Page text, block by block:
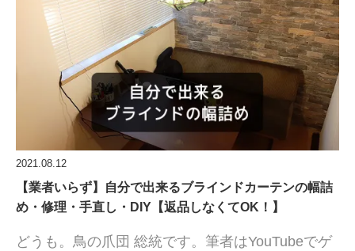
2021.08.12
【業者いらず】自分で出来るブラインドカーテンの幅詰
め・修理・手直し・DIY【返品しなくてOK！】
どうも。鳥の爪団 総統です。筆者はYouTubeでゲ